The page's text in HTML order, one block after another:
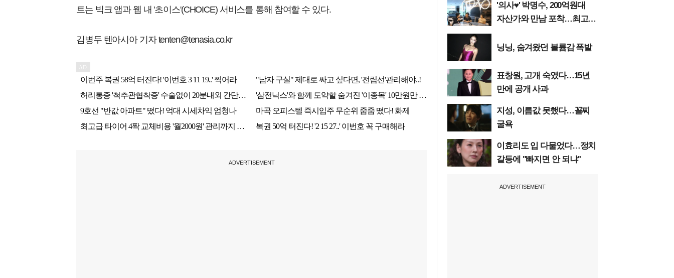
트는 빅크 앱과 웹 내 '초이스'(CHOICE) 서비스를 통해 참여할 수 있다.
김병두 텐아시아 기자 tenten@tenasia.co.kr
ADVERTISEMENT
'의사♥' 박명수, 200억원대
자산가와 만남 포착…최고급
닝닝, 숨겨왔던 볼륨감 폭발
표창원, 고개 숙였다…15년
만에 공개 사과
지성, 이름값 못했다…꼴찌
굴욕
이효리도 입 다물었다…정치
갈등에 "빠지면 안 되냐"
ADVERTISEMENT